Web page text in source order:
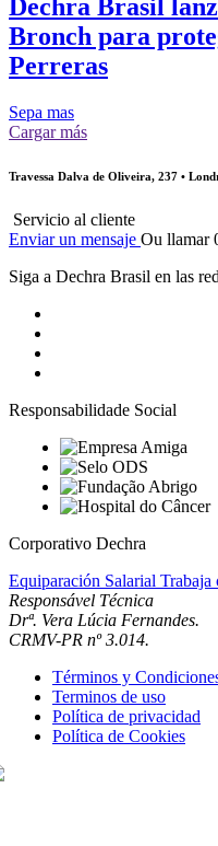
Dechra Brasil
Bronch para
Perreras
Sepa mas
Cargar más
Travessa Dalva de Oliveira, 237 •
Servicio al cliente
Enviar un mensaje Ou llamar
Siga a Dechra Brasil en las
Responsabilidade Social
Corporativo Dechra
Equiparación Salarial Trabaja
Responsável Técnica
Drª. Vera Lúcia Fernandes.
CRMV-PR nº 3.014.
Términos y
Terminos de uso
Política de privacidad
Política de Cookies